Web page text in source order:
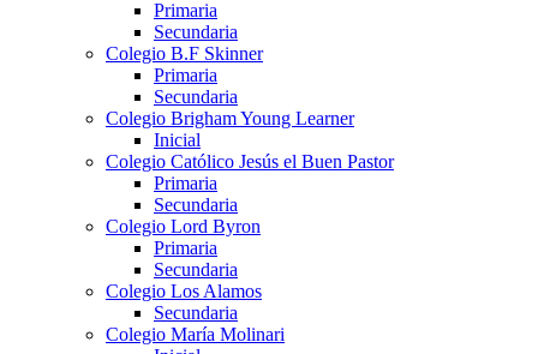
Primaria
Secundaria
Colegio B.F Skinner
Primaria
Secundaria
Colegio Brigham Young Learner
Inicial
Colegio Católico Jesús el Buen Pastor
Primaria
Secundaria
Colegio Lord Byron
Primaria
Secundaria
Colegio Los Alamos
Secundaria
Colegio María Molinari